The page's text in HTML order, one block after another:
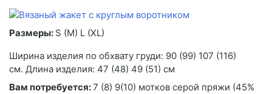
Размеры: S (М) L (XL)
Ширина изделия по обхвату груди: 90 (99) 107 (116)
см. Длина изделия: 47 (48) 49 (51) см
Вам потребуется:7 (8) 9(10) мотков серой пряжи (45%